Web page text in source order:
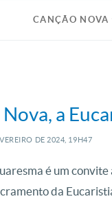
CANÇÃO NOVA
Nova, a
DE 2024, 19H47
é um
da